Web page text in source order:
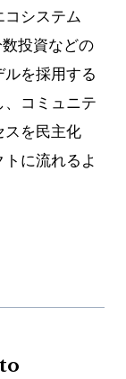
システム
投資などの
を採用する
、コミュニテ
スを民主化
に流れるよ